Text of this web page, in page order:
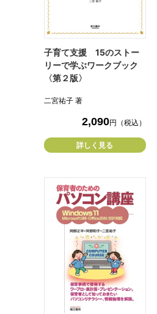
子育て支援 15のストー
リーで学ぶワークブック
〈第２版〉
二宮祐子 著
2,090円（税込）
詳しく見る